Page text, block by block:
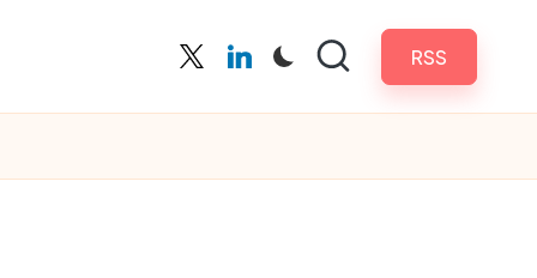
TwitterLinkedin RSS